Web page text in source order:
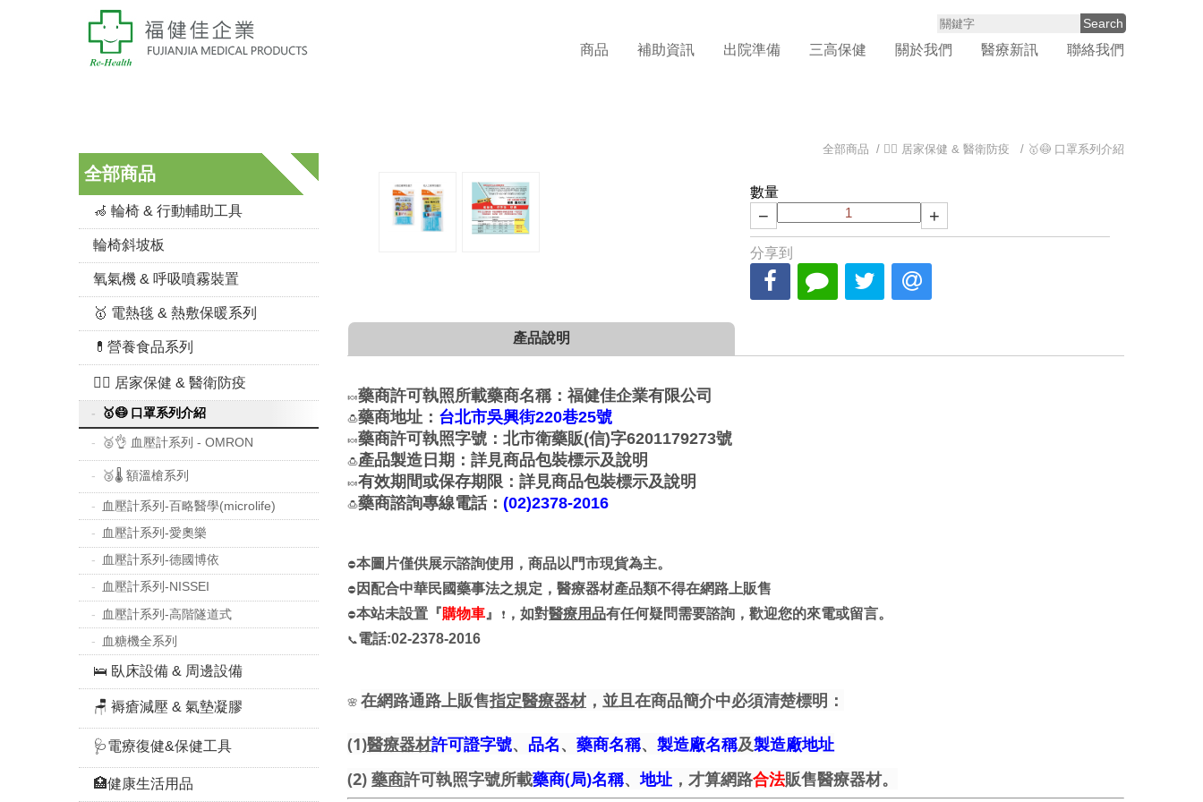
Search
商品 補助資訊 出院準備 三高保健 關於我們 醫療新訊 聯絡我們
全部商品
🦽 輪椅 & 行動輔助工具
輪椅斜坡板
氧氣機 & 呼吸噴霧裝置
🥇 電熱毯 & 熱敷保暖系列
💊營養食品系列
👨‍⚕️ 居家保健 & 醫衛防疫
🥇😷 口罩系列介紹
🥈👌 血壓計系列 - OMRON
🥉🌡 額溫槍系列
血壓計系列-百略醫學(microlife)
血壓計系列-愛奧樂
血壓計系列-德國博依
血壓計系列-NISSEI
血壓計系列-高階隧道式
血糖機全系列
🛌 臥床設備 & 周邊設備
🪑 褥瘡減壓 & 氣墊凝膠
🩺電療復健&保健工具
🏥健康生活用品
全部商品 / 👨‍⚕️ 居家保健 & 醫衛防疫 / 🥇😷 口罩系列介紹
數量
− +
分享到
產品說明
🍬藥商許可執照所載藥商名稱：福健佳企業有限公司
🍮藥商地址： 台北市吳興街220巷25號
🍬藥商許可執照字號：北市衛藥販(信)字6201179273號
🍮產品製造日期：詳見商品包裝標示及說明
🍬有效期間或保存期限：詳見商品包裝標示及說明
🍮藥商諮詢專線電話： (02)2378-2016
⛔本圖片僅供展示諮詢使用，商品以門市現貨為主。
⛔ 因配合中華民國藥事法之規定，醫療器材產品類不得在網路上販售
⛔本站未設置『購物車 』 ❗ ，如對醫療用品有任何疑問需要諮詢，歡迎您的來電或留言。
📞電話:02-2378-2016
🌸 在網路通路上販售指定醫療器材 ，並且在商品簡介中必須清楚標明：
(1)醫療器材許可證字號、 品名、 藥商名稱、 製造廠名稱及製造廠地址
(2) 藥商許可執照字號所載藥商(局)名稱、地址 ，才算網路合法販售醫療器材。